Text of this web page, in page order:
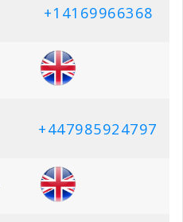
+14169966368
+447985924797